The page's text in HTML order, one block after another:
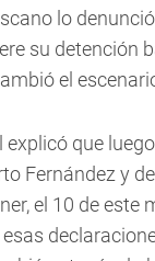
lo
su detención
el
explicó que
Fernández y
el 10 de este